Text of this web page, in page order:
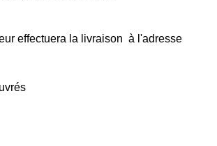
effectuera la livraison à l'adresse